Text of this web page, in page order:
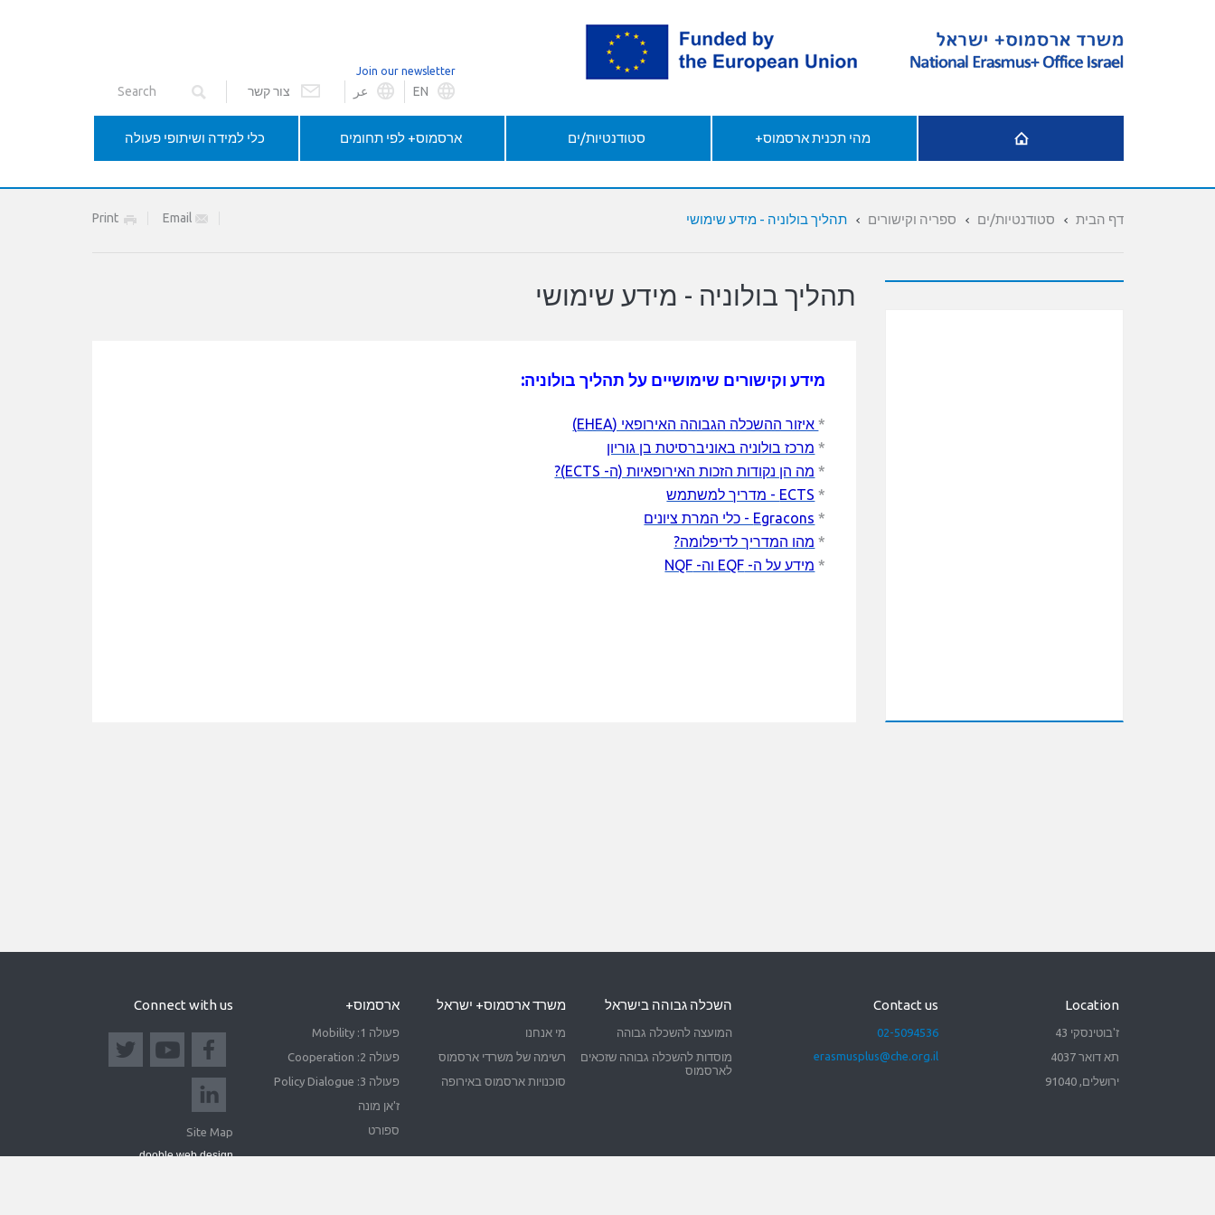
Join our newsletter
EN عر צור קשר
דף הבית מהי תכנית ארסמוס+ סטודנטיות/ים ארסמוס+ לפי תחומים כלי למידה ושיתופי פעולה
דף הבית סטודנטיות/ים ספריה וקישורים תהליך בולוניה - מידע שימושי Print
תהליך בולוניה - מידע שימושי
מידע וקישורים שימושיים על תהליך בולוניה:
*איזור ההשכלה הגבוהה האירופאי (EHEA)
* מרכז בולוניה באוניברסיטת בן גוריון
* מה הן נקודות הזכות האירופאיות (ה- ECTS)?
* ECTS - מדריך למשתמש
* Egracons - כלי המרת ציונים
* מהו המדריך לדיפלומה?
* מידע על ה- EQF וה- NQF
Location
ז'בוטינסקי 43
תא דואר 4037
ירושלים, 91040
Contact us
02-5094536
erasmusplus@che.org.il
השכלה גבוהה בישראל
המועצה להשכלה גבוהה
מוסדות להשכלה גבוהה שזכאים
לארסמוס
משרד ארסמוס+ ישראל
מי אנחנו
רשימה של משרדי ארסמוס
סוכנויות ארסמוס באירופה
ארסמוס+
פעולה 1: Mobility
פעולה 2: Cooperation
פעולה 3: Policy Dialogue
ז'אן מונה
ספורט
Connect with us
Site Map
dooble web design